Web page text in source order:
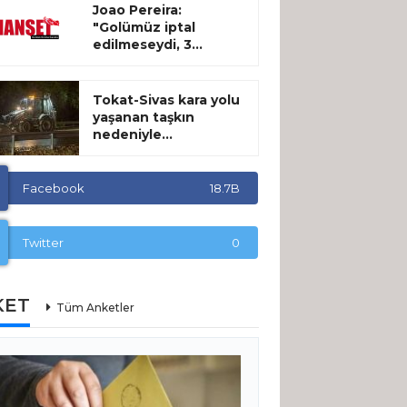
Joao Pereira:
"Golümüz iptal
edilmeseydi, 3...
Tokat-Sivas kara yolu
yaşanan taşkın
nedeniyle...
Facebook 18.7B
Twitter 0
Tüm Anketler